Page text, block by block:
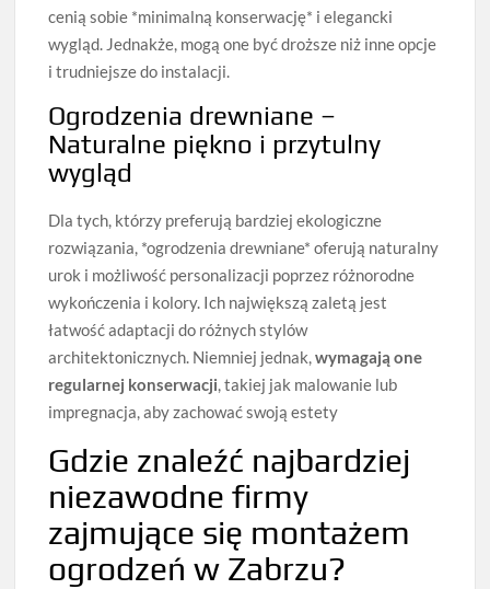
cenią sobie *minimalną konserwację* i elegancki
wygląd. Jednakże, mogą one być droższe niż inne opcje
i trudniejsze do instalacji.
Ogrodzenia drewniane –
Naturalne piękno i przytulny
wygląd
Dla tych, którzy preferują bardziej ekologiczne
rozwiązania, *ogrodzenia drewniane* oferują naturalny
urok i możliwość personalizacji poprzez różnorodne
wykończenia i kolory. Ich największą zaletą jest
łatwość adaptacji do różnych stylów
architektonicznych. Niemniej jednak,wymagają one
regularnej konserwacji, takiej jak malowanie lub
impregnacja, aby zachować swoją estety
Gdzie znaleźć najbardziej
niezawodne firmy
zajmujące się montażem
ogrodzeń w Zabrzu?